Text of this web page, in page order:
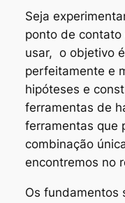
Seja
ponto de
usar, o objetivo
perfeitamente e
hipóteses e
ferramentas de
ferramentas que
combinação
encontremos no
Os fundamentos